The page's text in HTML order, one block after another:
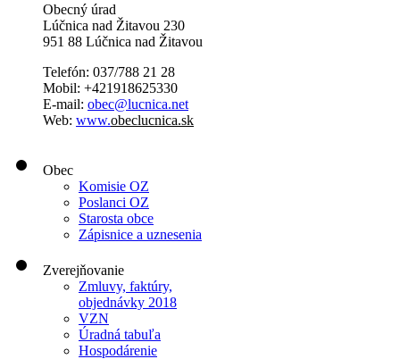
Obecný úrad
Lúčnica nad Žitavou 230
951 88 Lúčnica nad Žitavou
Telefón: 037/788 21 28
Mobil: +421918625330
E-mail: obec@lucnica.net
Web: www.obeclucnica.sk
Obec
Komisie OZ
Poslanci OZ
Starosta obce
Zápisnice a uznesenia
Zverejňovanie
Zmluvy, faktúry,
objednávky 2018
VZN
Úradná tabuľa
Hospodárenie